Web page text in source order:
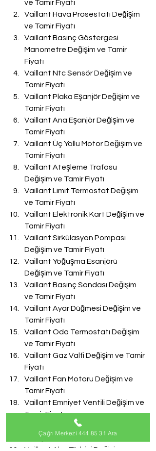
ve Tamir Fiyatı
Vaillant Hava Prosestatı Değişim
ve Tamir Fiyatı
Vaillant Basınç Göstergesi
Manometre Değişim ve Tamir
Fiyatı
Vaillant Ntc Sensör Değişim ve
Tamir Fiyatı
Vaillant Plaka Eşanjör Değişim ve
Tamir Fiyatı
Vaillant Ana Eşanjör Değişim ve
Tamir Fiyatı
Vaillant Üç Yollu Motor Değişim ve
Tamir Fiyatı
Vaillant Ateşleme Trafosu
Değişim ve Tamir Fiyatı
Vaillant Limit Termostat Değişim
ve Tamir Fiyatı
Vaillant Elektronik Kart Değişim ve
Tamir Fiyatı
Vaillant Sirkülasyon Pompası
Değişim ve Tamir Fiyatı
Vaillant Yoğuşma Esanjörü
Değişim ve Tamir Fiyatı
Vaillant Basınç Sondası Değişim
ve Tamir Fiyatı
Vaillant Ayar Düğmesi Değişim ve
Tamir Fiyatı
Vaillant Oda Termostatı Değişim
ve Tamir Fiyatı
Vaillant Gaz Valfi Değişim ve Tamir
Fiyatı
Vaillant Fan Motoru Değişim ve
Tamir Fiyatı
Vaillant Emniyet Ventili Değişim ve
Tamir Fiyatı
Vaillant Doldurma Musluğu
Değişim ve Tamir Fiyatı
Çağrı Merkezi 444 85 31 Ara